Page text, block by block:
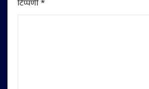
टिप्पणी*